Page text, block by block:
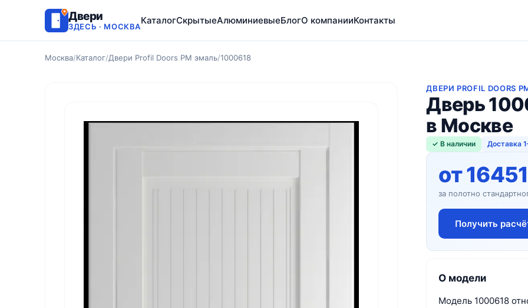
Двери
ЗДЕСЬ · МОСКВА
КаталогСкрытыеАлюминиевыеБлогО компанииКонтакты
Москва/Каталог/Двери Profil Doors PM эмаль/1000618
ДВЕРИ PROFIL DOORS
Дверь
в Москве
✓ В наличии Доставка
от
за полотно
Получить
О модели
Модель 1000618